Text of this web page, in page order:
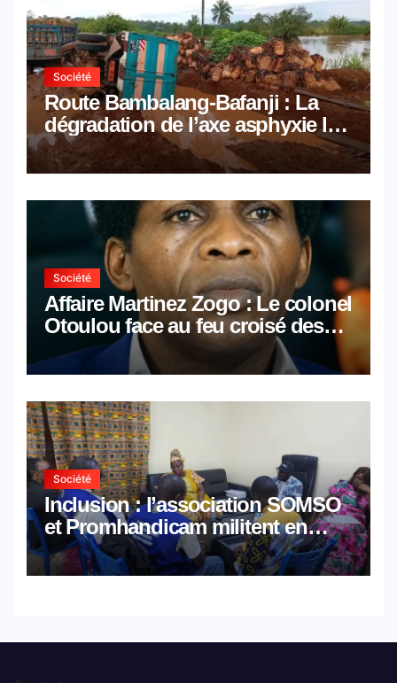
Société
Route Bambalang-Bafanji : La
dégradation de l’axe asphyxie les
activités économiques
Société
Affaire Martinez Zogo : Le colonel
Otoulou face au feu croisé des
avocats de la défense
Société
Inclusion : l’association SOMSO
et Promhandicam militent en
faveur d’une réforme des
formations en hôtellerie-